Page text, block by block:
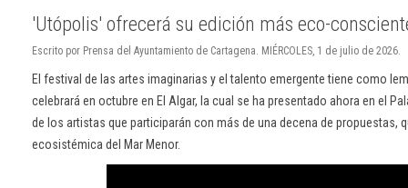
'Utópolis' ofrecerá su edición más eco-
Escrito por Prensa del Ayuntamiento de Cartagena. MIÉRCOLES, 1 de julio de 2026.
El festival de las artes imaginarias y el talento emergente tiene como
celebrará en octubre en El Algar, la cual se ha presentado ahora en el
de los artistas que participarán con más de una decena de propuestas,
ecosistémica del Mar Menor.